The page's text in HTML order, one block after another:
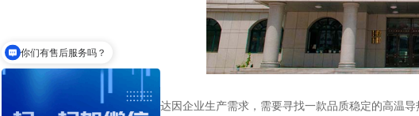
几个月前，施慧达因企业生产需求，需要寻找一款品质稳定的高温
你们有售后服务吗？